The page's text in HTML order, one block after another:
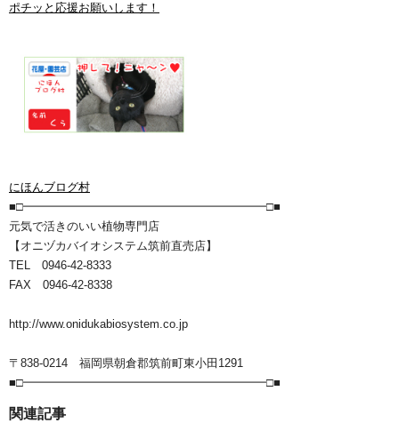
ポチッと応援お願いします！
にほんブログ村
■□━━━━━━━━━━━━━━━━━━━━━□■
元気で活きのいい植物専門店
【オニヅカバイオシステム筑前直売店】
TEL 0946-42-8333
FAX 0946-42-8338
http://www.onidukabiosystem.co.jp
〒838-0214 福岡県朝倉郡筑前町東小田1291
■□━━━━━━━━━━━━━━━━━━━━━□■
関連記事